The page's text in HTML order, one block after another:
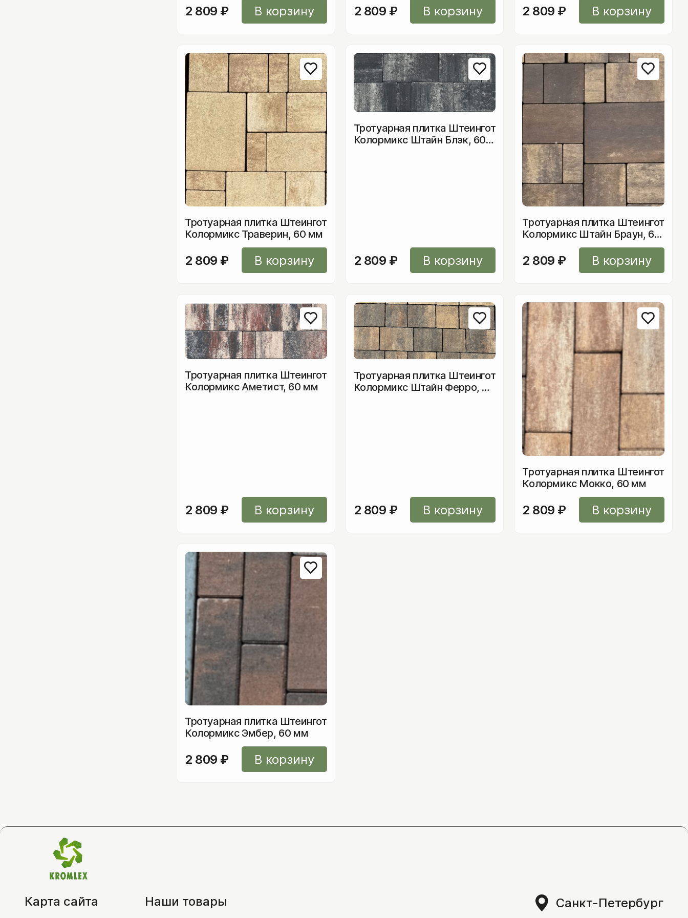
2 809 ₽ В корзину 2 809 ₽ В корзину 2 809 ₽ В корзину
Тротуарная плитка Штеингот
Колормикс Траверин, 60 мм
2 809 ₽ В корзину
Тротуарная плитка Штеингот
Колормикс Штайн Блэк, 60
2 809 ₽ В корзину
Тротуарная плитка Штеингот
Колормикс Штайн Браун, 60
2 809 ₽ В корзину
Тротуарная плитка Штеингот
Колормикс Аметист, 60 мм
2 809 ₽ В корзину
Тротуарная плитка Штеингот
Колормикс Штайн Ферро, 60
2 809 ₽ В корзину
Тротуарная плитка Штеингот
Колормикс Мокко, 60 мм
2 809 ₽ В корзину
Тротуарная плитка Штеингот
Колормикс Эмбер, 60 мм
2 809 ₽ В корзину
Карта сайта Наши товары
Санкт-Петербург